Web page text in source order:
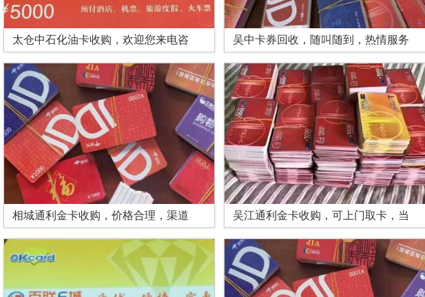
太仓中石化油卡收购，欢迎您来电咨 吴中卡券回收，随叫随到，热情服务
相城通利金卡收购，价格合理，渠道 吴江通利金卡收购，可上门取卡，当